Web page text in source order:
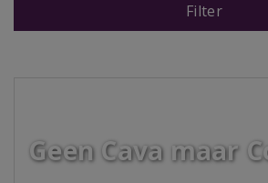
Filter
Geen Cava maar